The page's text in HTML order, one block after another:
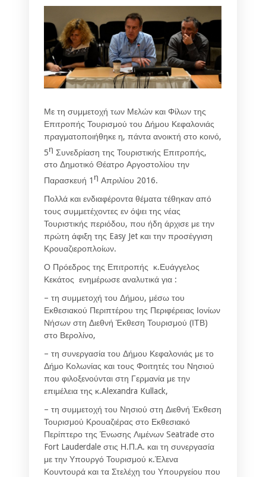
Με τη συμμετοχή των Μελών και Φίλων της
Επιτροπής Τουρισμού του Δήμου Κεφαλονιάς
πραγματοποιήθηκε η, πάντα ανοικτή στο κοινό,
5η Συνεδρίαση της Τουριστικής Επιτροπής,
στο Δημοτικό Θέατρο Αργοστολίου την
Παρασκευή 1η Απριλίου 2016.
Πολλά και ενδιαφέροντα θέματα τέθηκαν από
τους συμμετέχοντες εν όψει της νέας
Τουριστικής περιόδου, που ήδη άρχισε με την
πρώτη άφιξη της Easy Jet και την προσέγγιση
Κρουαζιεροπλοίων.
Ο Πρόεδρος της Επιτροπής κ.Ευάγγελος
Κεκάτος ενημέρωσε αναλυτικά για :
– τη συμμετοχή του Δήμου, μέσω του
Εκθεσιακού Περιπτέρου της Περιφέρειας Ιονίων
Νήσων στη Διεθνή Έκθεση Τουρισμού (ΙΤΒ)
στο Βερολίνο,
– τη συνεργασία του Δήμου Κεφαλονιάς με το
Δήμο Κολωνίας και τους Φοιτητές του Νησιού
που φιλοξενούνται στη Γερμανία με την
επιμέλεια της κ.Alexandra Kullack,
– τη συμμετοχή του Νησιού στη Διεθνή Έκθεση
Τουρισμού Κρουαζιέρας στο Εκθεσιακό
Περίπτερο της Ένωσης Λιμένων Seatrade στο
Fort Lauderdale στις Η.Π.Α. και τη συνεργασία
με την Υπουργό Τουρισμού κ.Έλενα
Κουντουρά και τα Στελέχη του Υπουργείου που